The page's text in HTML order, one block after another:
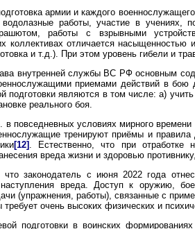
армии и каждого
работы, участие в учениях,
работы с взрывными
коллективах отличается
и т.д.). При этом уровень гибели и
внутренней службы ВС РФ основным
приемами действий в
подготовки являются в том числе: а)
реального боя.
в повседневных условиях мирного
тренируют приёмы и правила
[12] . Естественно, что при отработке
вреда жизни и здоровью
что законодатель с июня 2022 года
наступления вреда. Доступ к оружию,
(упражнения, работы), связанные с
очень высоких физических и
подготовки в воинских